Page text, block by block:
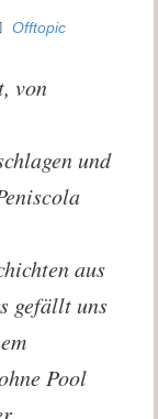
Offtopic
von
und
aus
gefällt uns
Pool